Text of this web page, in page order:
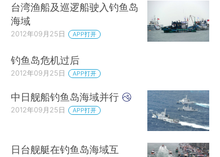
台湾渔船及巡逻船驶入钓鱼岛
海域
2012年09月25日 APP打开
钓鱼岛危机过后
2012年09月25日 APP打开
中日舰船钓鱼岛海域并行
2012年09月25日 APP打开
日台舰艇在钓鱼岛海域互